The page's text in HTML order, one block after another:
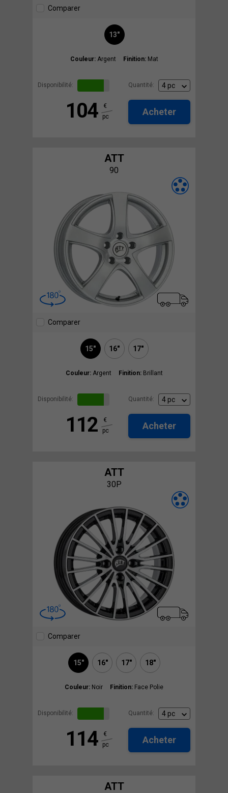
Comparer
13"
Couleur: Argent Finition: Mat
Disponibilité: Quantité:
104
€
pc
Acheter
ATT
90
Comparer
15" 16" 17"
Couleur: Argent Finition: Brillant
Disponibilité: Quantité:
112
€
pc
Acheter
ATT
30P
Comparer
15" 16" 17" 18"
Couleur: Noir Finition: Face Polie
Disponibilité: Quantité:
114
€
pc
Acheter
ATT